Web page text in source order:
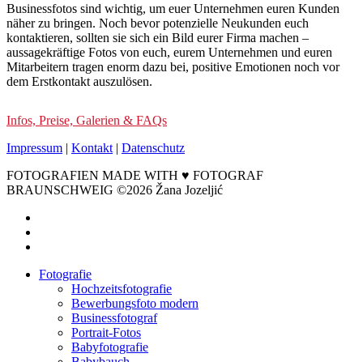
Businessfotos sind wichtig, um euer Unternehmen euren Kunden
näher zu bringen. Noch bevor potenzielle Neukunden euch
kontaktieren, sollten sie sich ein Bild eurer Firma machen –
aussagekräftige Fotos von euch, eurem Unternehmen und euren
Mitarbeitern tragen enorm dazu bei, positive Emotionen noch vor
dem Erstkontakt auszulösen.
Infos, Preise, Galerien & FAQs
Impressum | Kontakt | Datenschutz
FOTOGRAFIEN MADE WITH ♥ FOTOGRAF
BRAUNSCHWEIG ©2026 Žana Jozeljić
Close
Fotografie
Hochzeitsfotografie
Bewerbungsfoto modern
Businessfotograf
Portrait-Fotos
Babyfotografie